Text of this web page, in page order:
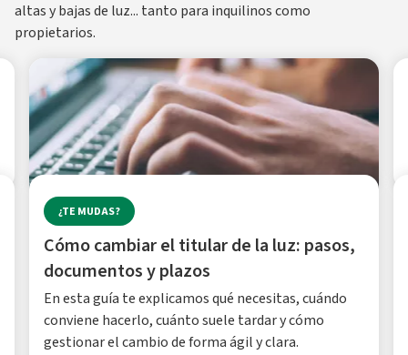
altas y bajas de luz... tanto para inquilinos como
propietarios.
¿TE MUDAS?
Cómo cambiar el titular de la luz: pasos,
documentos y plazos
En esta guía te explicamos qué necesitas, cuándo
conviene hacerlo, cuánto suele tardar y cómo
gestionar el cambio de forma ágil y clara.